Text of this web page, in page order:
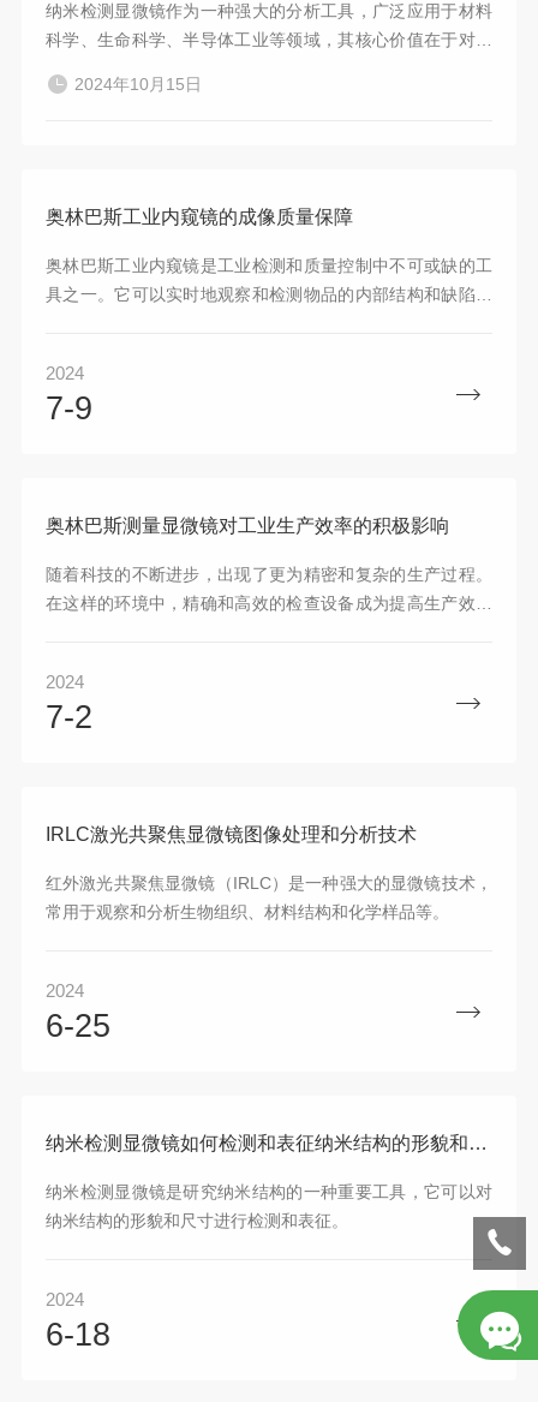
纳米检测显微镜作为一种强大的分析工具，广泛应用于材料
科学、生命科学、半导体工业等领域，其核心价值在于对纳
其性能的关键指标，直接影响着实验结果的可靠性和应用范
2024年10月15日
奥林巴斯工业内窥镜的成像质量保障
奥林巴斯工业内窥镜是工业检测和质量控制中不可或缺的工
具之一。它可以实时地观察和检测物品的内部结构和缺陷，
2024
7-9
奥林巴斯测量显微镜对工业生产效率的积极影响
随着科技的不断进步，出现了更为精密和复杂的生产过程。
在这样的环境中，精确和高效的检查设备成为提高生产效率
2024
7-2
IRLC激光共聚焦显微镜图像处理和分析技术
红外激光共聚焦显微镜（IRLC）是一种强大的显微镜技术，
常用于观察和分析生物组织、材料结构和化学样品等。
2024
6-25
纳米检测显微镜如何检测和表征纳米结构的形貌和尺寸？
纳米检测显微镜是研究纳米结构的一种重要工具，它可以对
纳米结构的形貌和尺寸进行检测和表征。
2024
6-18